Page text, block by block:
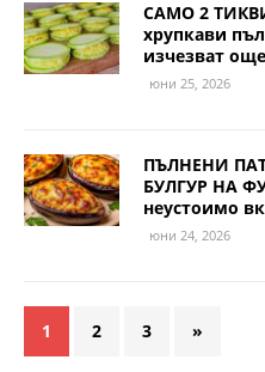
САМО 2
хрупкави
изчезват
юни 25, 2026
ПЪЛНЕНИ
БУЛГУР НА
неустоимо
юни 24, 2026
1 2 3 »